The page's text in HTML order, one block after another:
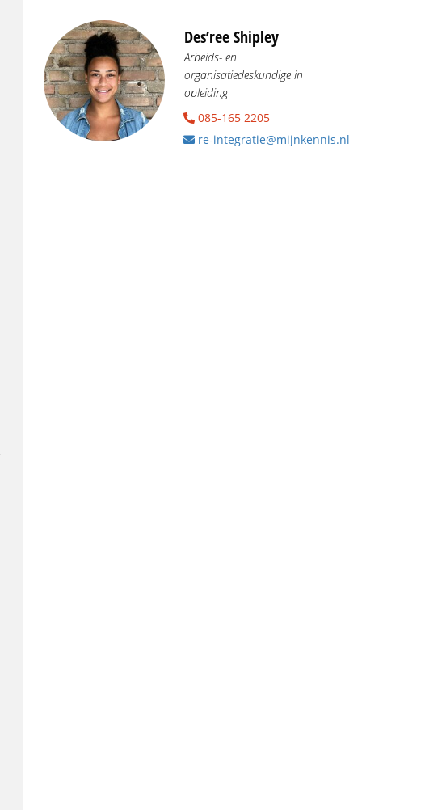
Des’ree Shipley
Arbeids- en
organisatiedeskundige in
opleiding
085-165 2205
re-integratie@mijnkennis.nl